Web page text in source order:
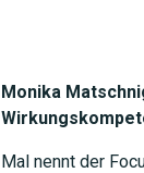
Monika
Mal nennt der